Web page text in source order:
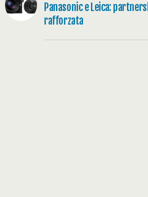
Panasonic e Leica:
rafforzata